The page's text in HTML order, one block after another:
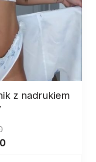
z nadrukiem